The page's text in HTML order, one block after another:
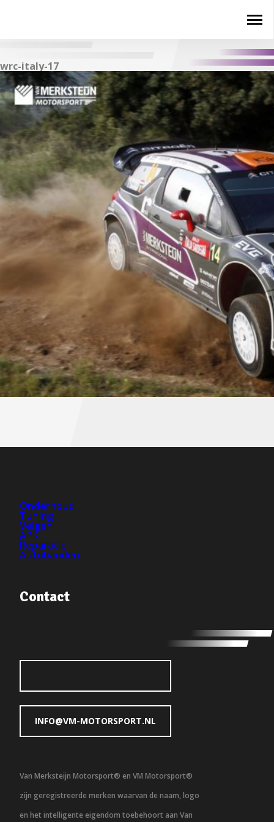
wrc-italy-17
Onderhoud
Tuning
Velgen
APK
Reparatie
Autobanden
Contact
INFO@VM-MOTORSPORT.NL
Van Merksteijn Motorsport® en VM Motorsport®
zijn geregistreerde merken waarvan de naam, logo
en het intelligente eigendom toebehoort aan Van